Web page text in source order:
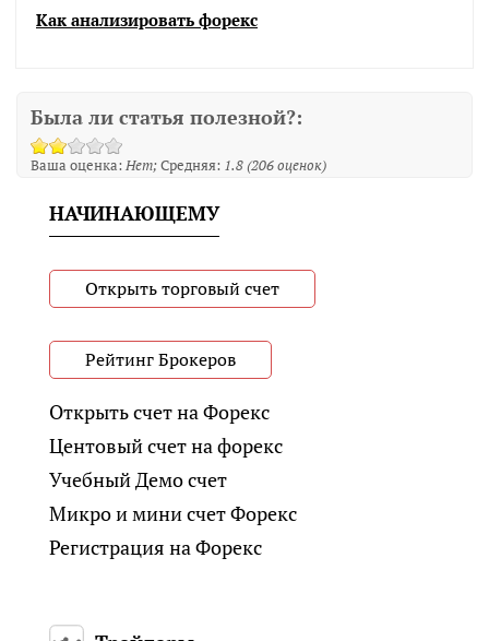
Как анализировать форекс
Была ли статья полезной?:
Ваша оценка:Нет Средняя: 1.8(206оценок)
НАЧИНАЮЩЕМУ
Открыть торговый счет
Рейтинг Брокеров
Открыть счет на Форекс
Центовый счет на форекс
Учебный Демо счет
Микро и мини счет Форекс
Регистрация на Форекс